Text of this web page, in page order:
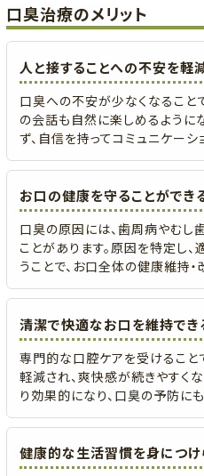
口臭治療のメリット
人と接することへの不安を軽
口臭への不安が少なくなること
の会話も自然に楽しめるように
ず、自信を持ってコミュニケーシ
お口の健康を守ることができ
口臭の原因には、歯周病やむし
ことがあります。原因を特定し
うことで、お口全体の健康維持・
清潔で快適なお口を維持でき
専門的な口腔ケアを受けること
軽減され、爽快感が続きやすく
り効果的になり、口臭の予防に
健康的な生活習慣を身につけ